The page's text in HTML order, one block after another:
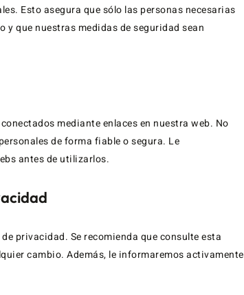
Esto asegura que sólo las personas necesarias
y que nuestras medidas de seguridad sean
mediante enlaces en nuestra web. No
de forma fiable o segura. Le
antes de utilizarlos.
privacidad. Se recomienda que consulte esta
cambio. Además, le informaremos activamente